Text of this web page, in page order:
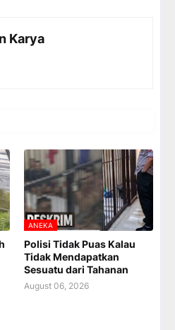
Karya
ANEKA
Polisi Tidak Puas Kalau
Tidak Mendapatkan
Sesuatu dari Tahanan
August 06, 2026